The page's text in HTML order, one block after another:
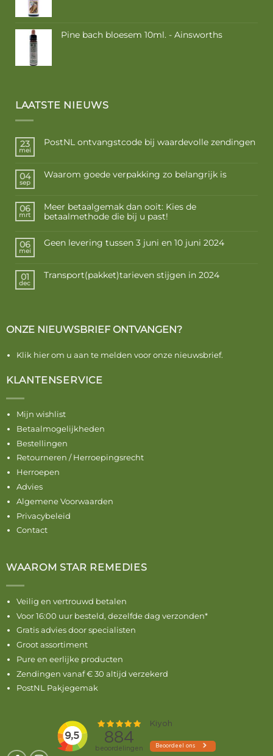
Pine bach bloesem 10ml. - Ainsworths
LAATSTE NIEUWS
23
mei
PostNL ontvangstcode bij waardevolle zendingen
04
sep
Waarom goede verpakking zo belangrijk is
06
mrt
Meer betaalgemak dan ooit: Kies de
betaalmethode die bij u past!
06
mei
Geen levering tussen 3 juni en 10 juni 2024
01
dec
Transport(pakket)tarieven stijgen in 2024
ONZE NIEUWSBRIEF ONTVANGEN?
Klik hier om u aan te melden voor onze nieuwsbrief.
KLANTENSERVICE
Mijn wishlist
Betaalmogelijkheden
Bestellingen
Retourneren / Herroepingsrecht
Herroepen
Advies
Algemene Voorwaarden
Privacybeleid
Contact
WAAROM STAR REMEDIES
Veilig en vertrouwd betalen
Voor 16:00 uur besteld, dezelfde dag verzonden*
Gratis advies door specialisten
Groot assortiment
Pure en eerlijke producten
Zendingen vanaf € 30 altijd verzekerd
PostNL Pakjegemak